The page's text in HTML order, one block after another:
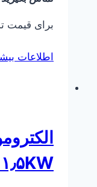
برای قیمت
اطلاعات
۱٫۵KW دور ۹۰۰